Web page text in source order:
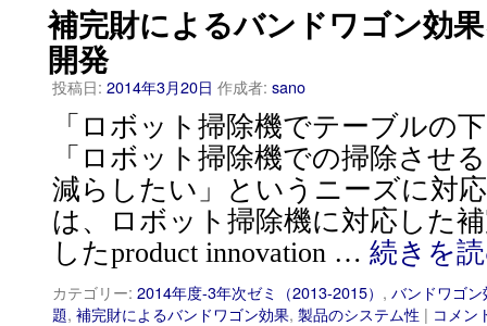
補完財によるバンドワゴン効
開発
投稿日: 2014年3月20日 作成者: sano
「ロボット掃除機でテーブルの
「ロボット掃除機での掃除させ
減らしたい」というニーズに対
は、ロボット掃除機に対応した
したproduct innovation … 続きを
カテゴリー: 2014年度-3年次ゼミ（2013-2015） , バンドワゴン
題, 補完財によるバンドワゴン効果, 製品のシステム性 | コメン